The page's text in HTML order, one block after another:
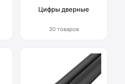
Цифры дверные
30 товаров